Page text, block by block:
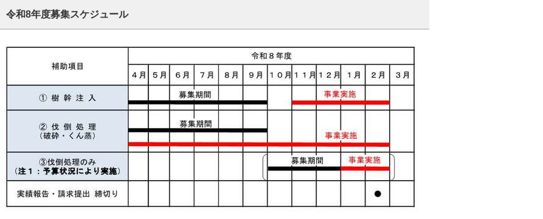
令和8年度募集スケジュール